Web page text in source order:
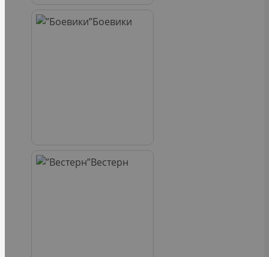
Боевики
Вестерн